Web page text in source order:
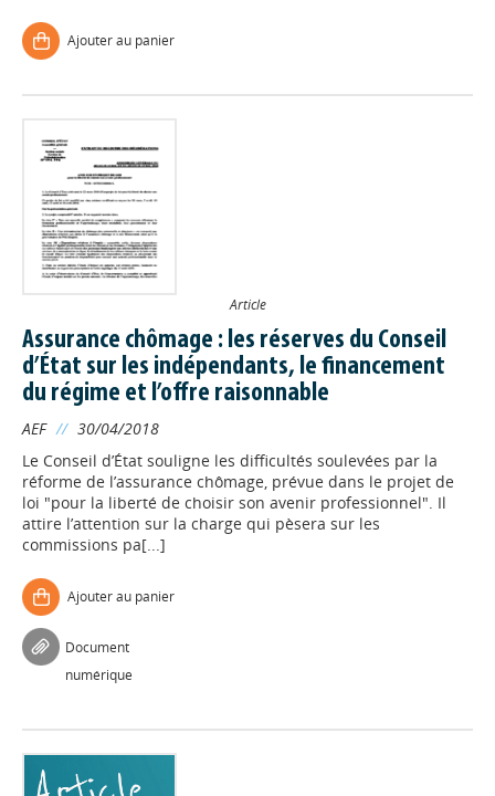
Ajouter au panier
Article
Assurance chômage : les réserves du Conseil
d’État sur les indépendants, le financement
du régime et l’offre raisonnable
AEF // 30/04/2018
Le Conseil d’État souligne les difficultés soulevées par la
réforme de l’assurance chômage, prévue dans le projet de
loi "pour la liberté de choisir son avenir professionnel". Il
attire l’attention sur la charge qui pèsera sur les
commissions pa[...]
Ajouter au panier
Document
numérique